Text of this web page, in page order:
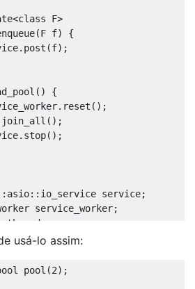
<class F>
(F f)
{
. post (f);
()
{
. reset ();
join_all ();
. stop();
asio:: io_service service;
service_worker
;
thread_group grp
usá-lo assim:
pool (2);